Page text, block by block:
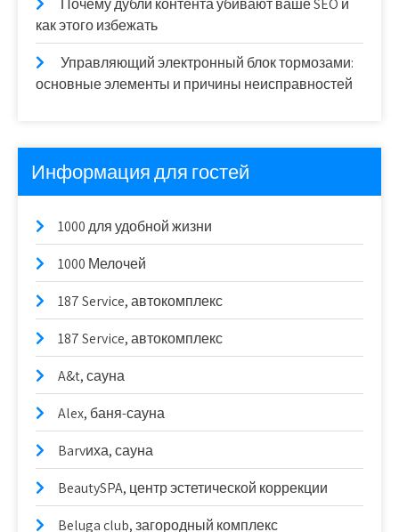
Почему дубли контента убивают ваше SEO и
как этого избежать
Управляющий электронный блок тормозами:
основные элементы и причины неисправностей
Информация для гостей
1000 для удобной жизни
1000 Мелочей
187 Service, автокомплекс
187 Service, автокомплекс
A&t, сауна
Alex, баня-сауна
Barvиха, сауна
BeautySPA, центр эстетической коррекции
Beluga club, загородный комплекс